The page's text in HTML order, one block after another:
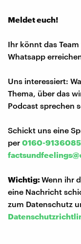
Meldet euch!
Ihr könnt das
Whatsapp
Uns interessiert:
Thema, über das
Podcast sprechen
Schickt uns eine
per 0160-
Wichtig:Wenn ihr
eine Nachricht
zum Datenschutz